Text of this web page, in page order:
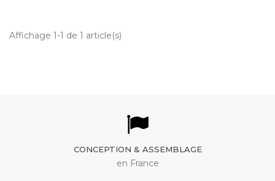
Affichage 1-1 de 1 article(s)
CONCEPTION & ASSEMBLAGE
en France